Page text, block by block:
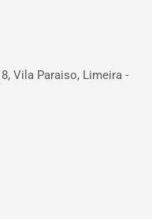
Vila Paraiso, Limeira -